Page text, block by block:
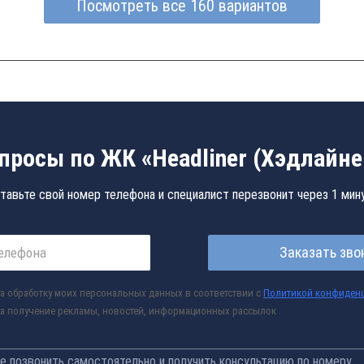
Посмотреть все 160 вариантов
по ЖК «Headliner
свой номер телефона и специалист перезвонит через 1
Заказать
обработку моих персональных данных в соответствии с Политикой
получение рекламы, новостей, информационных рассылок